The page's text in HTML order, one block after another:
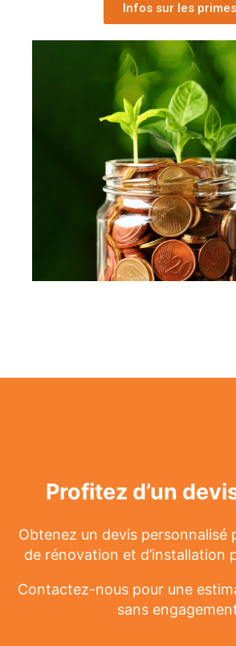
Infos sur les primes
Profitez d’un
Obtenez un devis personnalisé
de rénovation et d’installation
Contactez-nous pour une
sans